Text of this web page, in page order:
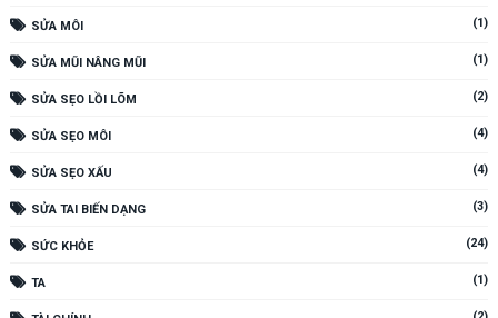
SỬA MÔI (1)
SỬA MŨI NÂNG MŨI (1)
SỬA SẸO LỒI LÕM (2)
SỬA SẸO MÔI (4)
SỬA SẸO XẤU (4)
SỬA TAI BIẾN DẠNG (3)
SỨC KHỎE (24)
TA (1)